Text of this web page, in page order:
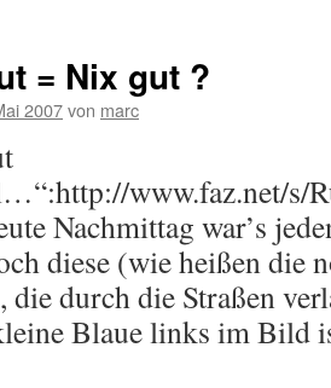
= Nix gut ?
2007von marc
www.faz.net/s/
Nachmittag war’s
diese (wie heißen die
durch die Straßen
Blaue links im Bild